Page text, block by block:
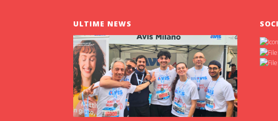
ULTIME NEWS